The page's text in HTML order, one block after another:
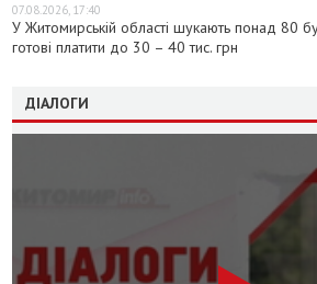
07.08.2026, 17:40
У Житомирській області шукають понад 80
готові платити до 30 – 40 тис. грн
ДІАЛОГИ